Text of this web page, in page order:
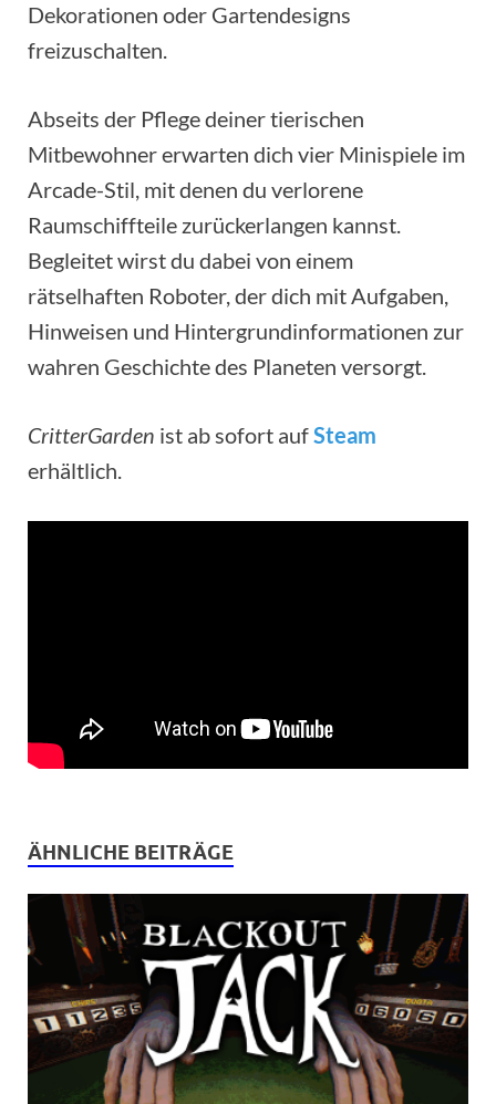
Dekorationen oder Gartendesigns
freizuschalten.
Abseits der Pflege deiner tierischen
Mitbewohner erwarten dich vier Minispiele im
Arcade-Stil, mit denen du verlorene
Raumschiffteile zurückerlangen kannst.
Begleitet wirst du dabei von einem
rätselhaften Roboter, der dich mit Aufgaben,
Hinweisen und Hintergrundinformationen zur
wahren Geschichte des Planeten versorgt.
CritterGarden ist ab sofort aufSteam
erhältlich.
ÄHNLICHE BEITRÄGE